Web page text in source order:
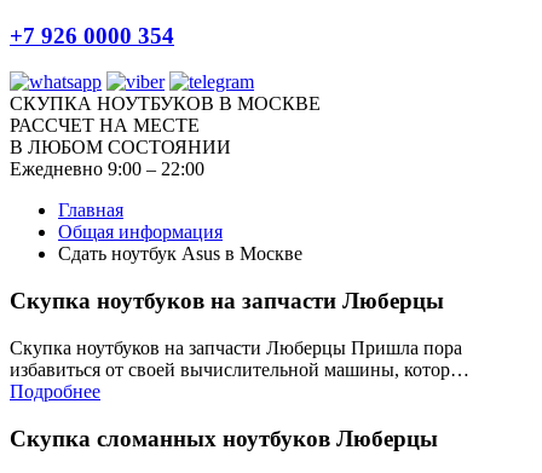
+7 926 0000 354
СКУПКА НОУТБУКОВ В МОСКВЕ
РАССЧЕТ НА МЕСТЕ
В ЛЮБОМ СОСТОЯНИИ
Ежедневно 9:00 – 22:00
Главная
Общая информация
Сдать ноутбук Asus в Москве
Скупка ноутбуков на запчасти Люберцы
Скупка ноутбуков на запчасти Люберцы Пришла пора
избавиться от своей вычислительной машины, котор…
Подробнее
Скупка сломанных ноутбуков Люберцы